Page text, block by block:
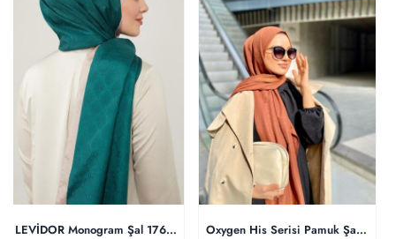
LEVİDOR Monogram Şal 17657 – ZümrütOxygen His Serisi Pamuk Şal –